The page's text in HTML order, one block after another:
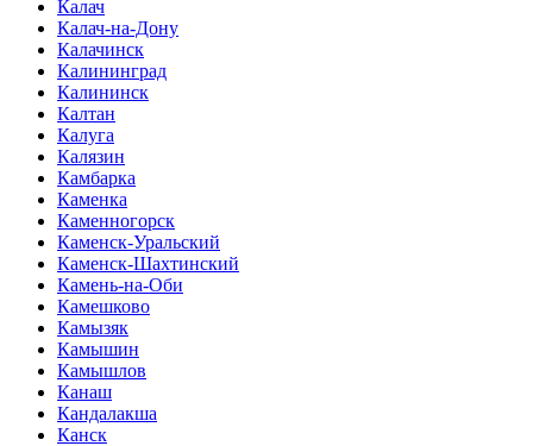
Калач
Калач-на-Дону
Калачинск
Калининград
Калининск
Калтан
Калуга
Калязин
Камбарка
Каменка
Каменногорск
Каменск-Уральский
Каменск-Шахтинский
Камень-на-Оби
Камешково
Камызяк
Камышин
Камышлов
Канаш
Кандалакша
Канск